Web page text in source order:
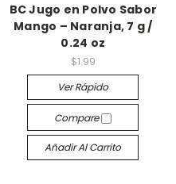
BC Jugo en Polvo Sabor
Mango – Naranja, 7 g /
0.24 oz
$1.99
Ver Rápido
Compare
Añadir Al Carrito